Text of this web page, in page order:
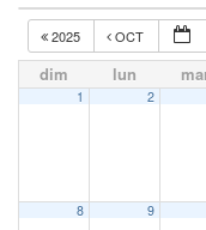
2025 OCT
dim lun
1 2
8 9